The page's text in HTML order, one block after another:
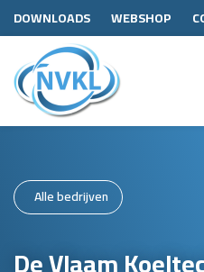
DOWNLOADS WEBSHOP
Alle bedrijven